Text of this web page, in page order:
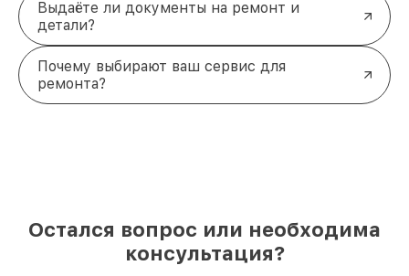
Выдаёте ли документы на ремонт и
детали?
Почему выбирают ваш сервис для
ремонта?
Остался вопрос или необходима
консультация?